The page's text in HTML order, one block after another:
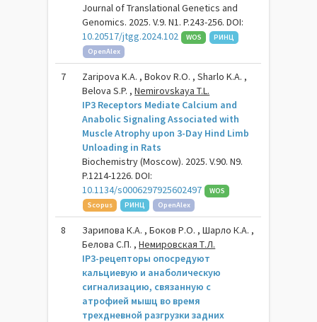
Journal of Translational Genetics and
Genomics. 2025. V.9. N1. P.243-256. DOI:
10.20517/jtgg.2024.102
WOS
РИНЦ
OpenAlex
7
Zaripova K.A. , Bokov R.O. , Sharlo K.A. ,
Belova S.P. ,Nemirovskaya T.L.
IP3 Receptors Mediate Calcium and
Anabolic Signaling Associated with
Muscle Atrophy upon 3-Day Hind Limb
Unloading in Rats
Biochemistry (Moscow). 2025. V.90. N9.
P.1214-1226. DOI:
10.1134/s0006297925602497
WOS
Scopus
РИНЦ OpenAlex
8
Зарипова К.А. , Боков Р.О. , Шарло К.А. ,
Белова С.П. ,Немировская Т.Л.
IP3-рецепторы опосредуют
кальциевую и анаболическую
сигнализацию, связанную с
атрофией мышц во время
трехдневной разгрузки задних